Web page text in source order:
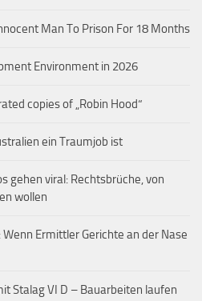
Man To Prison For 18 Months
Environment in 2026
copies of „Robin Hood“
ein Traumjob ist
gehen viral: Rechtsbrüche, von
wollen
Ermittler Gerichte an der Nase
Stalag VI D – Bauarbeiten laufen